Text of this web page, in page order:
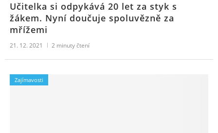
Učitelka si odpykává 20 let za styk s
žákem. Nyní doučuje spoluvězně za
mřížemi
21. 12. 2021 2 minuty čtení
Zajímavosti